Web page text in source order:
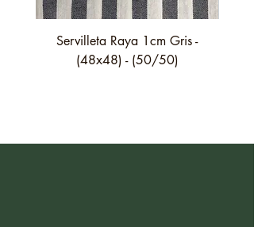
Servilleta Raya 1cm Gris -
(48x48) - (50/50)